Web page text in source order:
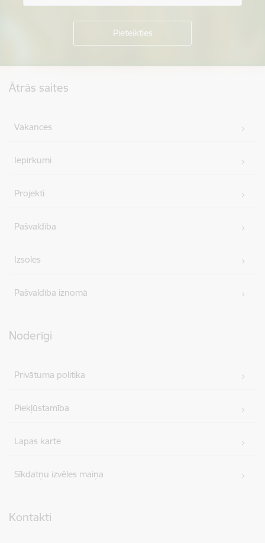
Ātrās saites
Vakances
Iepirkumi
Projekti
Pašvaldība
Izsoles
Pašvaldība iznomā
Noderīgi
Privātuma politika
Piekļūstamība
Lapas karte
Sīkdatņu izvēles maiņa
Kontakti